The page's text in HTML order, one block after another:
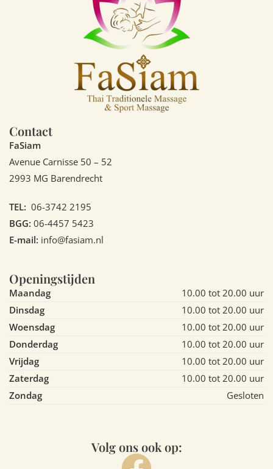
Contact
FaSiam
Avenue Carnisse 50 – 52
2993 MG Barendrecht
TEL: 06-3742 2195
BGG: 06-4457 5423
E-mail: info@fasiam.nl
Openingstijden
Maandag
10.00 tot 20.00 uur
Dinsdag
10.00 tot 20.00 uur
Woensdag
10.00 tot 20.00 uur
Donderdag
10.00 tot 20.00 uur
Vrijdag
10.00 tot 20.00 uur
Zaterdag
10.00 tot 20.00 uur
Zondag
Gesloten
Volg ons ook op: